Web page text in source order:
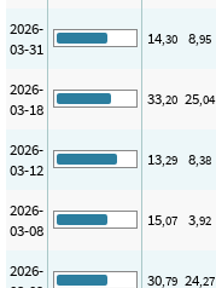
2026-
03-31
14,30 8,95
2026-
03-18
33,20 25,04
2026-
03-12
13,29 8,38
2026-
03-08
15,07 3,92
2026-
30,79 24,27